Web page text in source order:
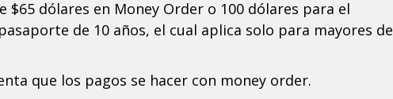
$65 dólares en Money Order o 100 dólares para el
de 10 años, el cual aplica solo para mayores de
que los pagos se hacer con money order.